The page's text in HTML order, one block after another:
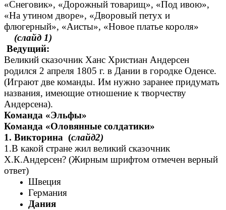
«Снеговик», «Дорожный товарищ», «Под ивою»,
«На утином дворе», «Дворовый петух и
флюгерный», «Аисты», «Новое платье короля»
(слайд 1)
Ведущий:
Великий сказочник Ханс Христиан Андерсен
родился 2 апреля 1805 г. в Дании в городке Оденсе.
(Играют две команды. Им нужно заранее придумать
названия, имеющие отношение к творчеству
Андерсена).
Команда «Эльфы»
Команда «Оловянные солдатики»
1. Викторина (слайд2)
1.В какой стране жил великий сказочник
Х.К.Андерсен? (Жирным шрифтом отмечен верный
ответ)
Швеция
Германия
Дания